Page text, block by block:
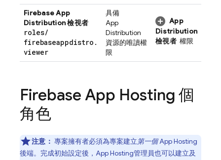
Firebase App
Distribution檢視者
roles/
firebaseappdistro .
viewer
具備
App
Distribution
資源的唯讀權
限
App
Distribution
檢視者權限
Firebase App Hosting 個
角色
注意： 專案擁有者必須為專案建立第一個App Hosting
後端。完成初始設定後， App Hosting管理員也可以建立及